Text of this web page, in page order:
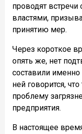
проводят
властями,
принятию мер.
Через короткое
опять же, нет
составили
ней говорится,
проблему
предприятия.
В настоящее